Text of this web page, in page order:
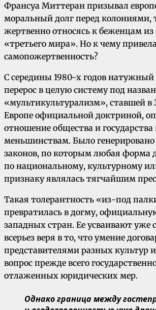
Франсуа Миттеран призывал
моральный долг перед колониями,
жертвенно относясь к беженцам из
«третьего мира». Но к чему
самопожертвенность?
С середины 1980-х годов
перерос в целую систему под
«мультикультурализм», ставшей в
Европе официальной доктриной,
отношение общества и
меньшинствам. Было
законов, по которым любая форма
по национальному, культурному
признаку являлась тягчайшим
Такая толерантность «из-под
превратилась в догму,
западных стран. Ее усваивают уже с
всерьез веря в то, что умение
представителями разных культур
вопрос прежде всего
отлаженных юридических мер.
Однако граница между